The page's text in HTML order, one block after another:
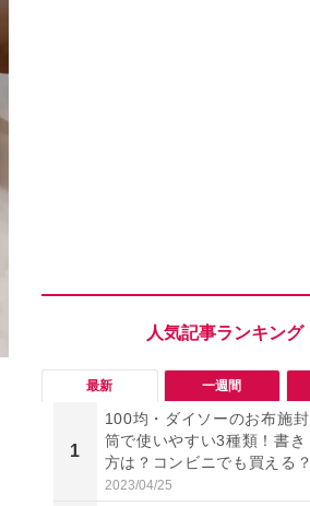
最新 一週間
1
100均・ダイソーのお布施封
筒で使いやすい3種類！書き
方は？コンビニでも買える？
2023/04/25